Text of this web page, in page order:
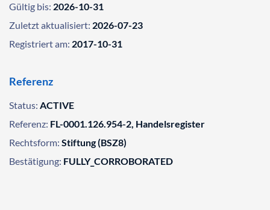
Gültig bis: 2026-10-31
Zuletzt aktualisiert: 2026-07-23
Registriert am: 2017-10-31
Referenz
Status: ACTIVE
Referenz: FL-0001.126.954-2, Handelsregister
Rechtsform: Stiftung (BSZ8)
Bestätigung: FULLY_CORROBORATED